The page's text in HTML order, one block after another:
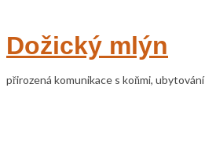
Dožický mlýn
přirozená komunikace s koňmi, ubytování